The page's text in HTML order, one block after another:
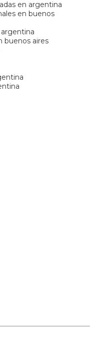
en argentina
en buenos
buenos aires